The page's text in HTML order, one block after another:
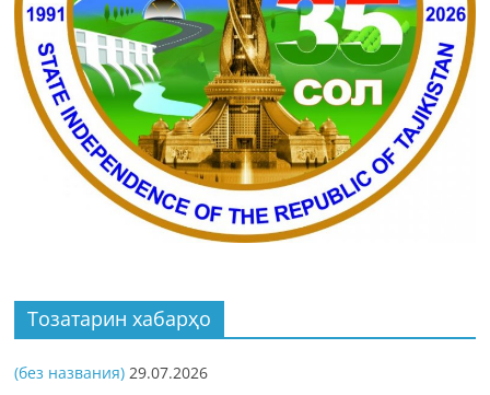
Тозатарин хабарҳо
(без названия) 29.07.2026